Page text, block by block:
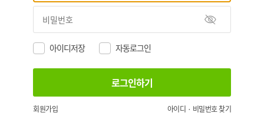
아이디저장 자동로그인
회원가입 아이디 · 비밀번호 찾기